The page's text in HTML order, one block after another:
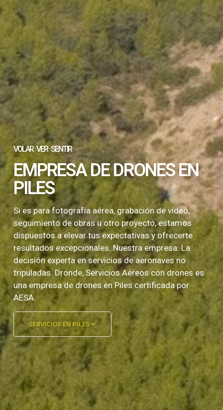
VOLAR · VER · SENTIR
EMPRESA DE DRONES EN
PILES
Si es para fotografía aérea, grabación de vídeo,
seguimiento de obras u otro proyecto, estamos
dispuestos a elevar tus expectativas y ofrecerte
resultados excepcionales. Nuestra empresa: La
decisión experta en servicios de aeronaves no
tripuladas. Dronde, Servicios Aéreos con drones es
una empresa de drones en Piles certificada por
AESA.
SERVICIOS EN PILES